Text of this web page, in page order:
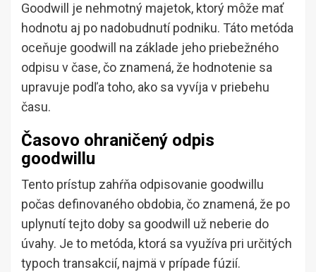
Goodwill je nehmotný majetok, ktorý môže mať
hodnotu aj po nadobudnutí podniku. Táto metóda
oceňuje goodwill na základe jeho priebežného
odpisu v čase, čo znamená, že hodnotenie sa
upravuje podľa toho, ako sa vyvíja v priebehu
času.
Časovo ohraničený odpis
goodwillu
Tento prístup zahŕňa odpisovanie goodwillu
počas definovaného obdobia, čo znamená, že po
uplynutí tejto doby sa goodwill už neberie do
úvahy. Je to metóda, ktorá sa využíva pri určitých
typoch transakcií, najmä v prípade fúzií.